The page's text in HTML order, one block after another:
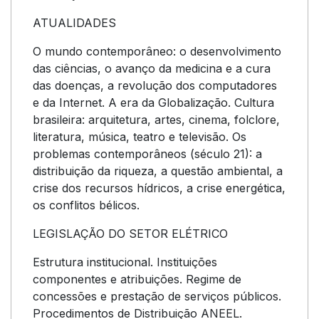
ATUALIDADES
O mundo contemporâneo: o desenvolvimento
das ciências, o avanço da medicina e a cura
das doenças, a revolução dos computadores
e da Internet. A era da Globalização. Cultura
brasileira: arquitetura, artes, cinema, folclore,
literatura, música, teatro e televisão. Os
problemas contemporâneos (século 21): a
distribuição da riqueza, a questão ambiental, a
crise dos recursos hídricos, a crise energética,
os conflitos bélicos.
LEGISLAÇÃO DO SETOR ELÉTRICO
Estrutura institucional. Instituições
componentes e atribuições. Regime de
concessões e prestação de serviços públicos.
Procedimentos de Distribuição ANEEL.